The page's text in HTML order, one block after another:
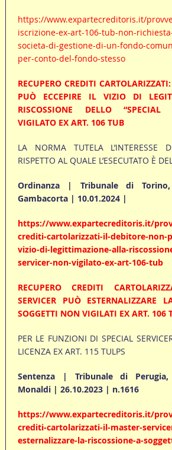
https://www.expartecreditoris.it/
iscrizione-ex-art-106-tub-non-
societa-di-gestione-di-un-fondo-
per-conto-del-fondo-stesso
RECUPERO CREDITI
PUÒ ECCEPIRE IL VIZIO DI
RISCOSSIONE DELLO “SPECIAL
VIGILATO EX ART. 106 TUB
LA NORMA TUTELA L’INTERESSE
RISPETTO AL QUALE L’ESECUTATO È
Ordinanza | Tribunale di Torino,
Gambacorta | 10.01.2024 |
https://www.expartecreditoris.it/
crediti-cartolarizzati-il-debitore-non-
vizio-di-legittimazione-alla-
servicer-non-vigilato-ex-art-106-tub
RECUPERO CREDITI
SERVICER PUÒ ESTERNALIZZARE
SOGGETTI NON VIGILATI EX ART. 106
PER LE FUNZIONI DI SPECIAL
LICENZA EX ART. 115 TULPS
Sentenza | Tribunale di Perugia,
Monaldi | 26.10.2023 | n.1616
https://www.expartecreditoris.it/
crediti-cartolarizzati-il-master-
esternalizzare-la-riscossione-a-